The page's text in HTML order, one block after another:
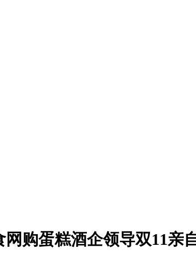
网购蛋糕酒企领导双11亲